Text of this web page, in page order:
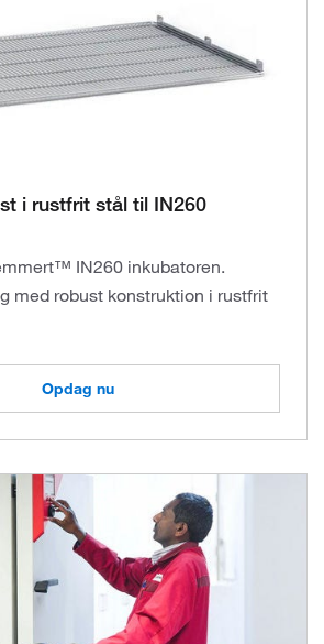
i rustfrit stål til IN260
IN260 inkubatoren.
med robust konstruktion i rustfrit
Opdag nu